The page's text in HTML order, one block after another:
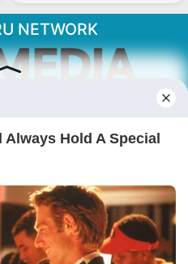
NETWORK
berita aktual dan